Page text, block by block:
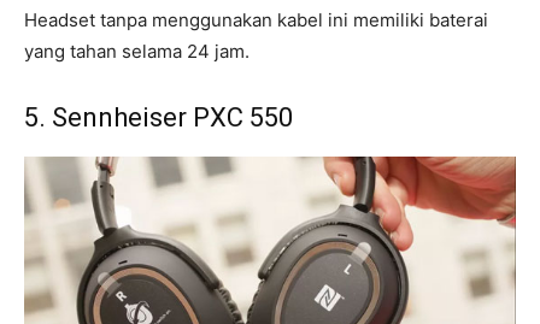
Headset tanpa menggunakan kabel ini memiliki baterai
yang tahan selama 24 jam.
5. Sennheiser PXC 550